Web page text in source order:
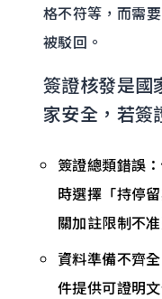
格不符等，而需
被駁回。
簽證核發是國
家安全，若簽
簽證總類錯誤
時選擇「持停
關加註限制不
資料準備不齊
件提供可證明